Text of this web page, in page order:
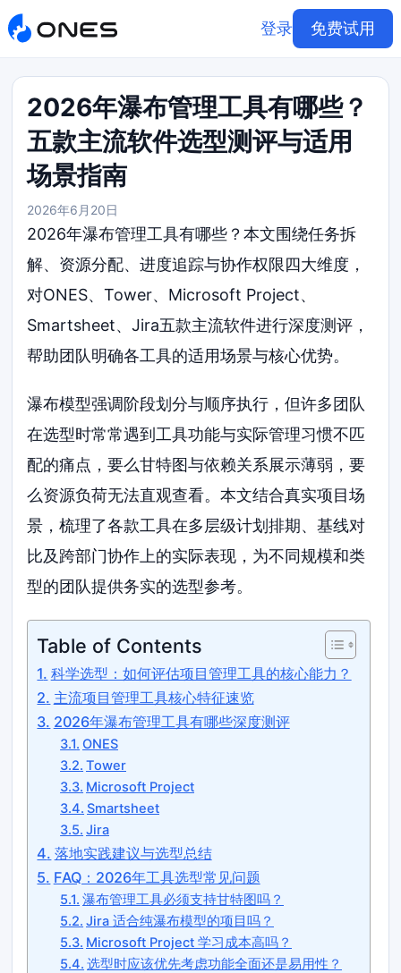
登录 免费试用
2026年瀑布管理工具有哪些？
五款主流软件选型测评与适用
场景指南
2026年6月20日
2026年瀑布管理工具有哪些？本文围绕任务拆
解、资源分配、进度追踪与协作权限四大维度，
对ONES、Tower、Microsoft Project、
Smartsheet、Jira五款主流软件进行深度测评，
帮助团队明确各工具的适用场景与核心优势。
瀑布模型强调阶段划分与顺序执行，但许多团队
在选型时常常遇到工具功能与实际管理习惯不匹
配的痛点，要么甘特图与依赖关系展示薄弱，要
么资源负荷无法直观查看。本文结合真实项目场
景，梳理了各款工具在多层级计划排期、基线对
比及跨部门协作上的实际表现，为不同规模和类
型的团队提供务实的选型参考。
Table of Contents
科学选型：如何评估项目管理工具的核心能力？
主流项目管理工具核心特征速览
2026年瀑布管理工具有哪些深度测评
ONES
Tower
Microsoft Project
Smartsheet
Jira
落地实践建议与选型总结
FAQ：2026年工具选型常见问题
瀑布管理工具必须支持甘特图吗？
Jira 适合纯瀑布模型的项目吗？
Microsoft Project 学习成本高吗？
选型时应该优先考虑功能全面还是易用性？